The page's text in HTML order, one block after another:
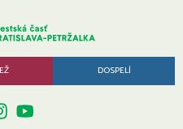
DOSPELÍ